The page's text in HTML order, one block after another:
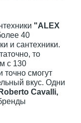
"ALEX
40
и сантехники.
то
с 130
смогут
вкус. Одни
Cavalli,